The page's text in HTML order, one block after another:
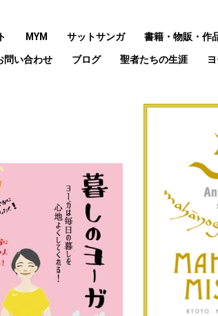
MYM サットサンガ 書籍・物販・作
問い合わせ ブログ 聖者たちの生涯